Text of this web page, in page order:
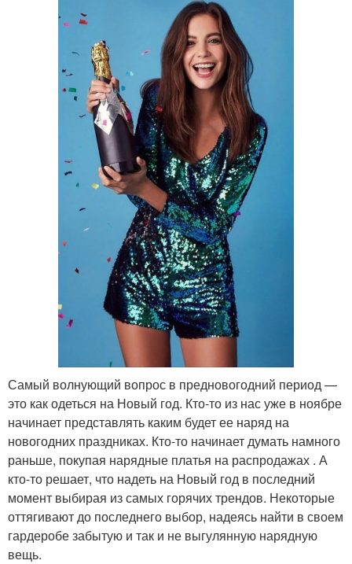
Самый волнующий вопрос в предновогодний период —
это как одеться на Новый год. Кто-то из нас уже в ноябре
начинает представлять каким будет ее наряд на
новогодних праздниках. Кто-то начинает думать намного
раньше, покупая нарядные платья на распродажах . А
кто-то решает, что надеть на Новый год в последний
момент выбирая из самых горячих трендов. Некоторые
оттягивают до последнего выбор, надеясь найти в своем
гардеробе забытую и так и не выгулянную нарядную
вещь.